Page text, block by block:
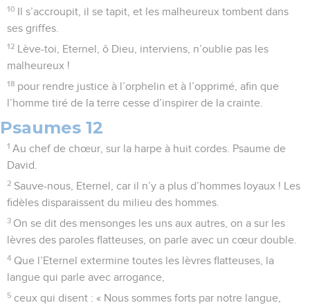
10
Il s’accroupit, il se tapit, et les malheureux tombent dans
ses griffes.
12
Lève-toi, Eternel, ô Dieu, interviens, n’oublie pas les
malheureux !
18 pour rendre justice à l’orphelin et à l’opprimé, afin que
l’homme tiré de la terre cesse d’inspirer de la crainte.
Psaumes 12
1 Au chef de chœur, sur la harpe à huit cordes. Psaume de
David.
2 Sauve-nous, Eternel, car il n’y a plus d’hommes loyaux ! Les
fidèles disparaissent du milieu des hommes.
3 On se dit des mensonges les uns aux autres, on a sur les
lèvres des paroles flatteuses, on parle avec un cœur double.
4 Que l’Eternel extermine toutes les lèvres flatteuses, la
langue qui parle avec arrogance,
5 ceux qui disent : « Nous sommes forts par notre langue,